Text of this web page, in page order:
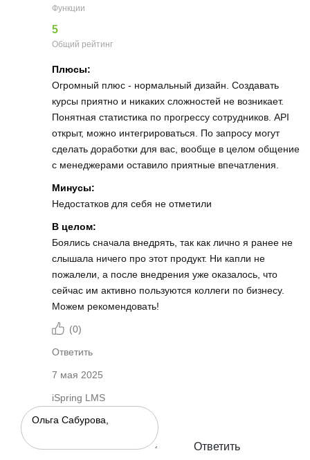
Функции
5
Общий рейтинг
Плюсы:
Огромный плюс - нормальный дизайн. Создавать
курсы приятно и никаких сложностей не возникает.
Понятная статистика по прогрессу сотрудников. API
открыт, можно интегрироваться. По запросу могут
сделать доработки для вас, вообще в целом общение
с менеджерами оставило приятные впечатления.
Минусы:
Недостатков для себя не отметили
В целом:
Боялись сначала внедрять, так как лично я ранее не
слышала ничего про этот продукт. Ни капли не
пожалели, а после внедрения уже оказалось, что
сейчас им активно пользуются коллеги по бизнесу.
Можем рекомендовать!
(0)
Ответить
7 мая 2025
iSpring LMS
Ответить